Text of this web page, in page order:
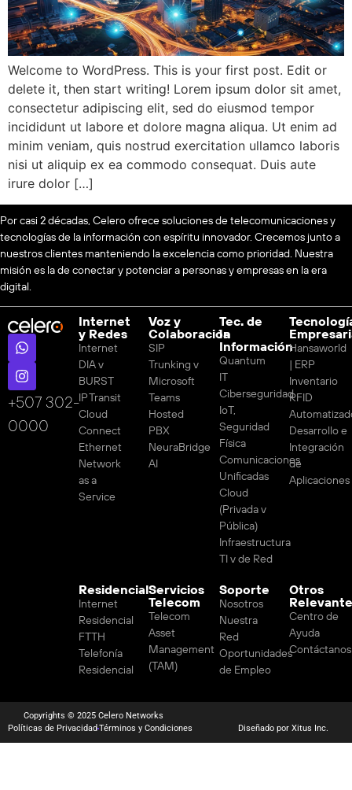
Welcome to WordPress. This is your first post. Edit or
delete it, then start writing! Lorem ipsum dolor sit amet,
consectetur adipiscing elit, sed do eiusmod tempor
incididunt ut labore et dolore magna aliqua. Ut enim ad
minim veniam, quis nostrud exercitation ullamco laboris
nisi ut aliquip ex ea commodo consequat. Duis aute
irure dolor […]
Por casi 2 décadas, Celero ofrece soluciones de telecomunicaciones y
tecnologías de la información con espíritu innovador. Crecemos junto a
nuestros clientes manteniendo la excelencia como prioridad. Nuestra
misión es la de conectar y potenciar a personas y empresas en la era
digital.
‪+507 302-
0000
Internet
y Redes
Internet
DIA v
BURST
IP Transit
Cloud
Connect
Ethernet
Network
as a
Service
Voz y
Colaboración
SIP
Trunking v
Microsoft
Teams
Hosted
PBX
NeuraBridge
AI
Tec. de
la
Información
Quantum
IT
Ciberseguridad
IoT,
Seguridad
Física
Comunicaciones
Unificadas
Cloud
(Privada v
Pública)
Infraestructura
TI v de Red
Hansaworld
| ERP
Inventario
RFID
Desarrollo e
Integración
de
Aplicaciones
Residencial
Internet
Residencial
FTTH
Telefonía
Residencial
Servicios
Telecom
Telecom
Asset
Management
(TAM)
Soporte
Nosotros
Nuestra
Red
Oportunidades
de Empleo
Otros
Centro de
Ayuda
Contáctanos
Copyrights © 2025 Celero Networks
Políticas de Privacidad Términos y Condiciones Diseñado por Xitus Inc.